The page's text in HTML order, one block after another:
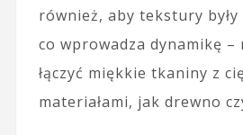
również, aby tekstury
co wprowadza dynamikę –
łączyć miękkie tkaniny z
materiałami, jak drewno